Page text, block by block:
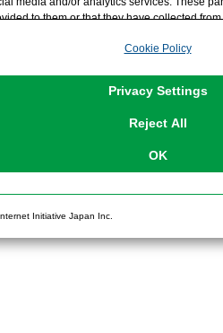
to them or that they have collected
for Strictly Necessary Cookies, please
or rejection settings at any time via
Cookie Policy
Privacy Settings
Reject All
OK
Initiative Japan Inc.